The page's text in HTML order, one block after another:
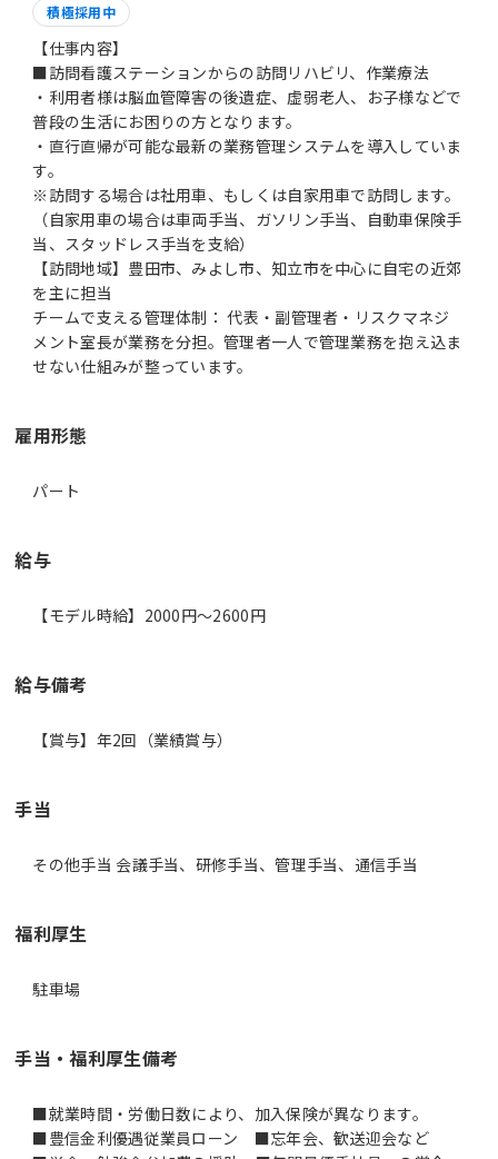
積極採用中
【仕事内容】
■訪問看護ステーションからの訪問リハビリ、作業療法
・利用者様は脳血管障害の後遺症、虚弱老人、お子様などで
普段の生活にお困りの方となります。
・直行直帰が可能な最新の業務管理システムを導入していま
す。
※訪問する場合は社用車、もしくは自家用車で訪問します。
（自家用車の場合は車両手当、ガソリン手当、自動車保険手
当、スタッドレス手当を支給）
【訪問地域】豊田市、みよし市、知立市を中心に自宅の近郊
を主に担当
チームで支える管理体制： 代表・副管理者・リスクマネジ
メント室長が業務を分担。管理者一人で管理業務を抱え込ま
雇用形態
パート
給与
【モデル時給】2000円〜2600円
給与備考
【賞与】年2回（業績賞与）
手当
その他手当 会議手当、研修手当、管理手当、通信手当
福利厚生
駐車場
手当・福利厚生備考
■就業時間・労働日数により、加入保険が異なります。
■豊信金利優遇従業員ローン ■忘年会、歓送迎会など